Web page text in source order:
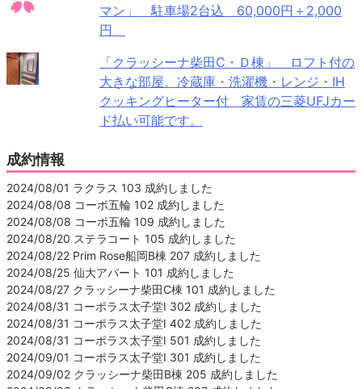
マン」 駐車場2台込 60,000円＋2,000
円
「クラッシーナ柴田C・Ｄ棟」 ロフト付の
大きな部屋。冷蔵庫・洗濯機・レンジ・IH
クッキングヒーター付 家賃の三菱UFJカー
ド払い可能です。
成約情報
2024/08/01 ラクラス 103 成約しました
2024/08/08 コーポ五輪 102 成約しました
2024/08/08 コーポ五輪 109 成約しました
2024/08/20 ステラコート 105 成約しました
2024/08/22 Prim Rose船岡B棟 207 成約しました
2024/08/25 仙大アパート 101 成約しました
2024/08/27 クラッシーナ柴田C棟 101 成約しました
2024/08/31 コーポラス太子堂Ⅰ 302 成約しました
2024/08/31 コーポラス太子堂Ⅰ 402 成約しました
2024/08/31 コーポラス太子堂Ⅰ 501 成約しました
2024/09/01 コーポラス太子堂Ⅰ 301 成約しました
2024/09/02 クラッシーナ柴田B棟 205 成約しました